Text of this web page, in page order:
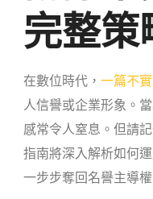
完整
在數位時代，一篇不
人信譽或企業形象。
感常令人窒息。但請
指南將深入解析如何
一步步奪回名譽主導權